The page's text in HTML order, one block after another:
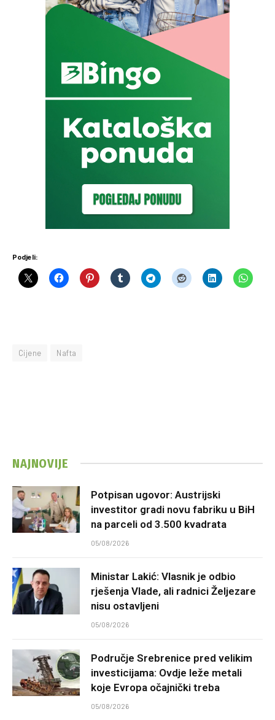
Podjeli:
Cijene Nafta
NAJNOVIJE
Potpisan ugovor: Austrijski
investitor gradi novu fabriku u BiH
na parceli od 3.500 kvadrata
05/08/2026
Ministar Lakić: Vlasnik je odbio
rješenja Vlade, ali radnici Željezare
nisu ostavljeni
05/08/2026
Područje Srebrenice pred velikim
investicijama: Ovdje leže metali
koje Evropa očajnički treba
05/08/2026